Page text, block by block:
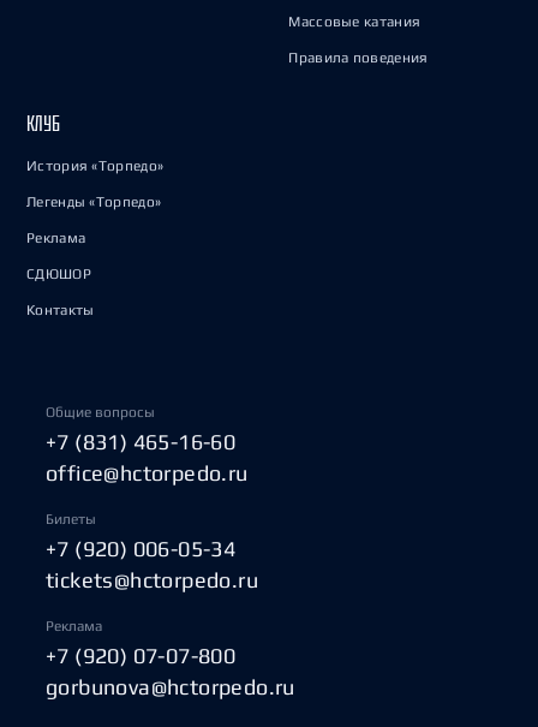
Массовые катания
Правила поведения
КЛУБ
История «Торпедо»
Легенды «Торпедо»
Реклама
СДЮШОР
Контакты
Общие вопросы
+7 (831) 465-16-60
office@hctorpedo.ru
Билеты
+7 (920) 006-05-34
tickets@hctorpedo.ru
Реклама
+7 (920) 07-07-800
gorbunova@hctorpedo.ru